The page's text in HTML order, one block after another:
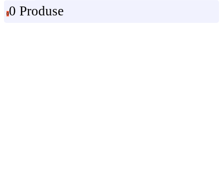
00 Produse